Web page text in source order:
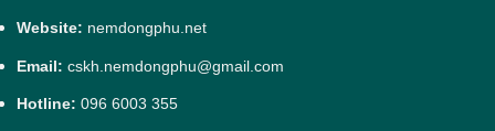
Website: nemdongphu.net
Email: cskh.nemdongphu@gmail.com
Hotline: 096 6003 355